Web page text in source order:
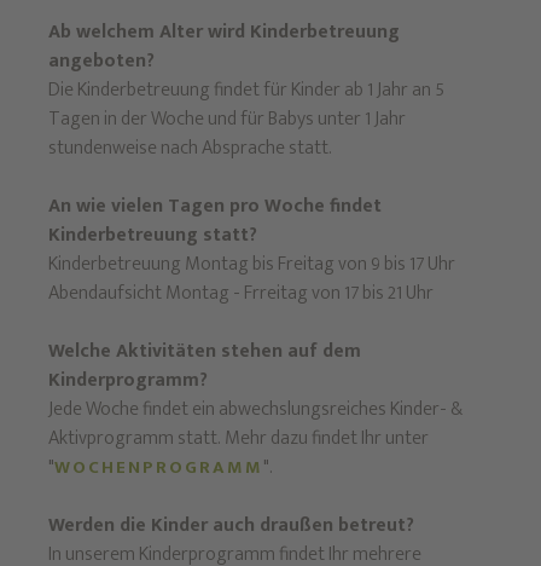
Ab welchem Alter wird Kinderbetreuung
angeboten?
Die Kinderbetreuung findet für Kinder ab 1 Jahr an 5
Tagen in der Woche und für Babys unter 1 Jahr
stundenweise nach Absprache statt.
An wie vielen Tagen pro Woche findet
Kinderbetreuung statt?
Kinderbetreuung Montag bis Freitag von 9 bis 17 Uhr
Abendaufsicht Montag - Frreitag von 17 bis 21 Uhr
Welche Aktivitäten stehen auf dem
Kinderprogramm?
Jede Woche findet ein abwechslungsreiches Kinder- &
Aktivprogramm statt. Mehr dazu findet Ihr unter
"WOCHENPROGRAMM".
Werden die Kinder auch draußen betreut?
In unserem Kinderprogramm findet Ihr mehrere